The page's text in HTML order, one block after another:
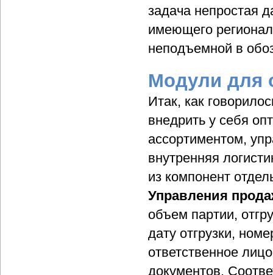
задача непростая
имеющего
неподъемной в
Модули для
Итак, как
внедрить у себя
ассортиментом,
внутренняя
из компонент
Управления
объем партии,
дату отгрузки,
ответственное
документов.